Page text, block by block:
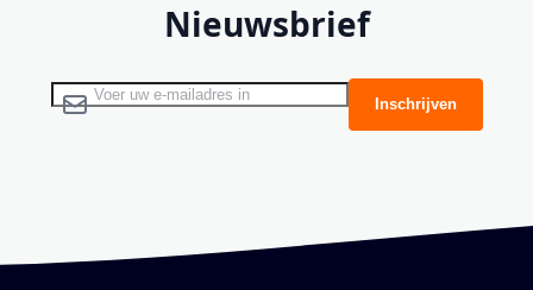
Nieuwsbrief
Abonneer u op onze nieuwsbrief Inschrijven